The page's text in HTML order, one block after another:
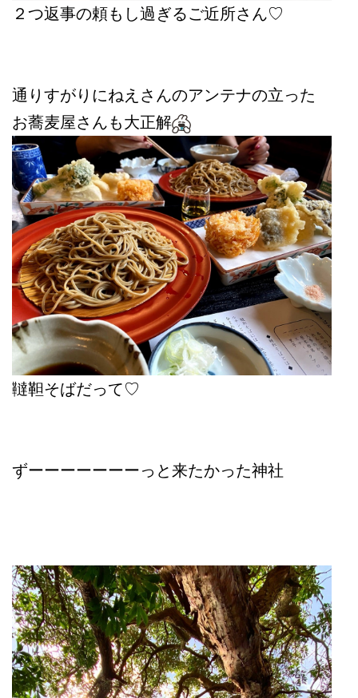
２つ返事の頼もし過ぎるご近所さん♡
通りすがりにねえさんのアンテナの立った
お蕎麦屋さんも大正解
韃靼そばだって♡
ずーーーーーーーっと来たかった神社